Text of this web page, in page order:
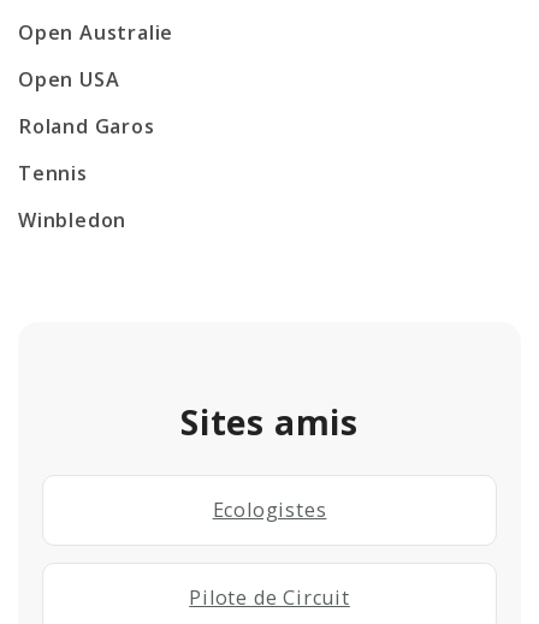
Open Australie
Open USA
Roland Garos
Tennis
Winbledon
Sites amis
Ecologistes
Pilote de Circuit